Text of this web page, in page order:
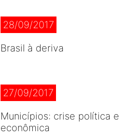
28/09/2017
Brasil à deriva
27/09/2017
Municípios: crise política e
econômica